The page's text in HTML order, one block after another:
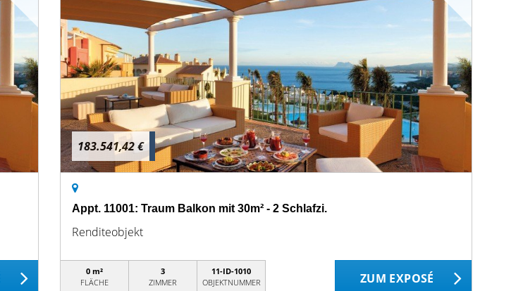
183.541,42 €
Appt. 11001: Traum Balkon mit 30m² - 2 Schlafzi.
Renditeobjekt
0 m²
FLÄCHE
3
ZIMMER
11-ID-1010
OBJEKTNUMMER
ZUM EXPOSÉ